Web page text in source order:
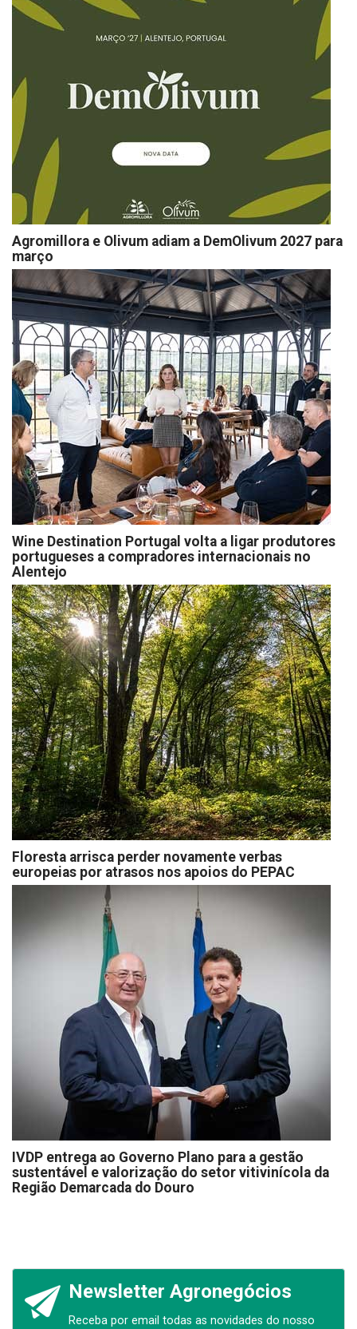
Agromillora e Olivum adiam a DemOlivum 2027 para
março
Wine Destination Portugal volta a ligar produtores
portugueses a compradores internacionais no
Alentejo
Floresta arrisca perder novamente verbas
europeias por atrasos nos apoios do PEPAC
IVDP entrega ao Governo Plano para a gestão
sustentável e valorização do setor vitivinícola da
Região Demarcada do Douro
Newsletter Agronegócios
Receba por email todas as novidades do nosso